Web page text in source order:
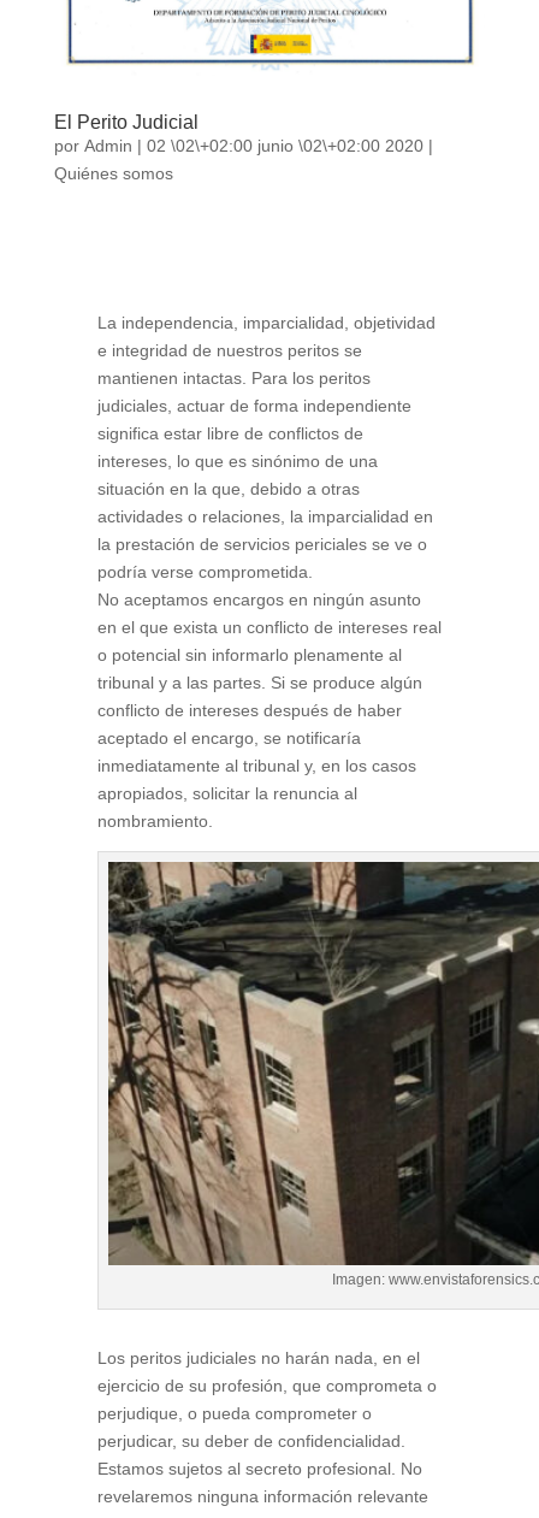
El Perito Judicial
por Admin | 02 \02\+02:00 junio \02\+02:00 2020|
Quiénes somos
La independencia, imparcialidad, objetividad
e integridad de nuestros peritos se
mantienen intactas. Para los peritos
judiciales, actuar de forma independiente
significa estar libre de conflictos de
intereses, lo que es sinónimo de una
situación en la que, debido a otras
actividades o relaciones, la imparcialidad en
la prestación de servicios periciales se ve o
podría verse comprometida.
No aceptamos encargos en ningún asunto
en el que exista un conflicto de intereses real
o potencial sin informarlo plenamente al
tribunal y a las partes. Si se produce algún
conflicto de intereses después de haber
aceptado el encargo, se notificaría
inmediatamente al tribunal y, en los casos
apropiados, solicitar la renuncia al
nombramiento.
Imagen:
Los peritos judiciales no harán nada, en el
ejercicio de su profesión, que comprometa o
perjudique, o pueda comprometer o
perjudicar, su deber de confidencialidad.
Estamos sujetos al secreto profesional. No
revelaremos ninguna información relevante